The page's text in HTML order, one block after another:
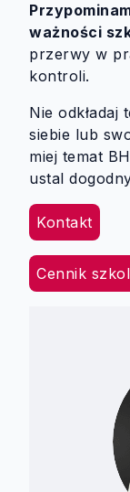
ważności
przerwy w
kontroli.
Nie odkładaj
siebie lub
miej temat
ustal
Kontakt
Cennik